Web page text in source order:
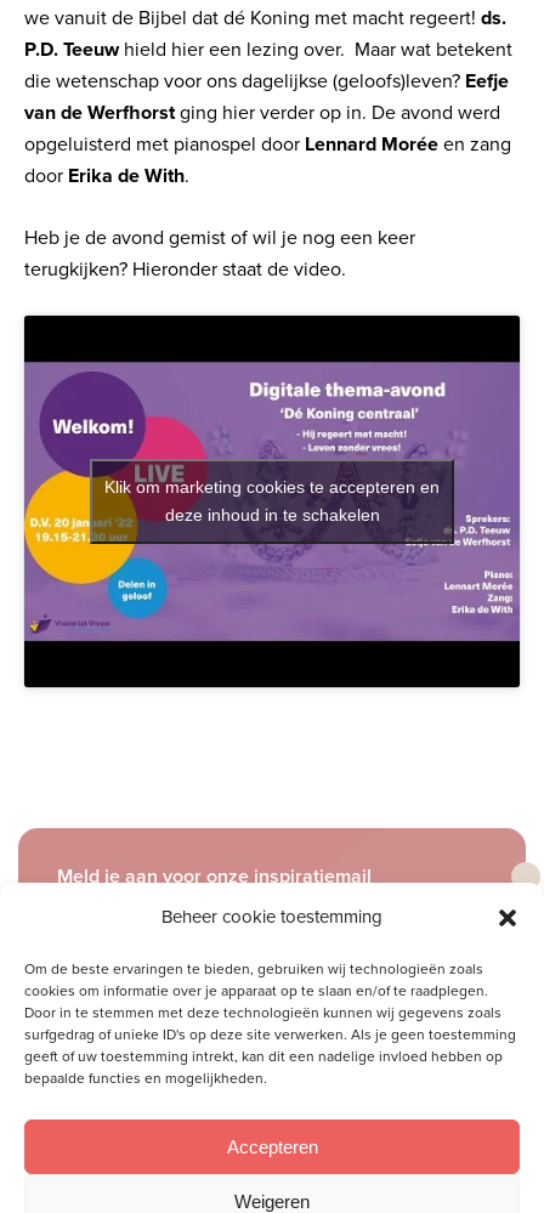
Beheer cookie toestemming
Om de beste ervaringen te bieden, gebruiken wij technologieën zoals
cookies om informatie over je apparaat op te slaan en/of te raadplegen.
Door in te stemmen met deze technologieën kunnen wij gegevens zoals
surfgedrag of unieke ID's op deze site verwerken. Als je geen toestemming
geeft of uw toestemming intrekt, kan dit een nadelige invloed hebben op
bepaalde functies en mogelijkheden.
Accepteren
Weigeren
we vanuit de Bijbel dat dé Koning met macht regeert! ds.
P.D. Teeuwhield hier een lezing over. Maar wat betekent
die wetenschap voor ons dagelijkse (geloofs)leven? Eefje
van de Werfhorstging hier verder op in. De avond werd
opgeluisterd met pianospel door Lennard Morée en zang
door Erika de With.
Heb je de avond gemist of wil je nog een keer
terugkijken? Hieronder staat de video.
Klik om marketing cookies te accepteren en
deze inhoud in te schakelen
Meld je aan voor onze inspiratiemail
Ontvang gratis ons online
E-
mailadres